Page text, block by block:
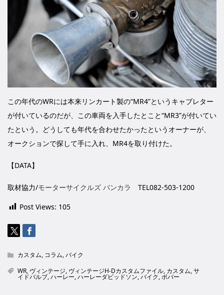
この年代のWRには本来リンカート製の“MR4”というキャブレター
が付いているのだが、この車両を入手したとこと“MR3”が付いてい
たという。どうしても年代を合わせたかったというオーナーが、
オークションで探して手に入れ、MR4を取り付けた。
【DATA】
取材協力/モーターサイクルズ バンカラ TEL082-503-1200
Post Views: 105
カスタム, コラム,バイク
WR, ヴィンテージ, ヴィンテージH-Dカスタムファイル, カスタム,サ
イドバルブ,ハーレー,ハーレーダビッドソン,バイク,ボバー